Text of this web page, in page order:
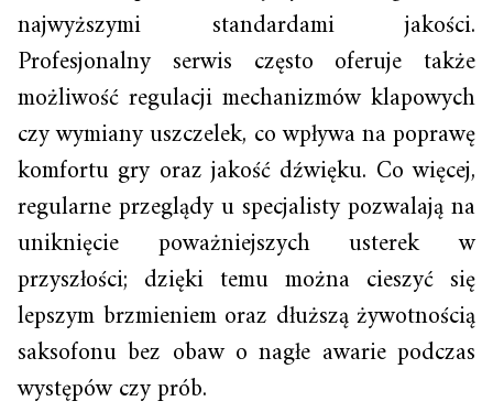
najwyższymi standardami jakości.
Profesjonalny serwis często oferuje także
możliwość regulacji mechanizmów klapowych
czy wymiany uszczelek, co wpływa na poprawę
komfortu gry oraz jakość dźwięku. Co więcej,
regularne przeglądy u specjalisty pozwalają na
uniknięcie poważniejszych usterek w
przyszłości; dzięki temu można cieszyć się
lepszym brzmieniem oraz dłuższą żywotnością
saksofonu bez obaw o nagłe awarie podczas
występów czy prób.